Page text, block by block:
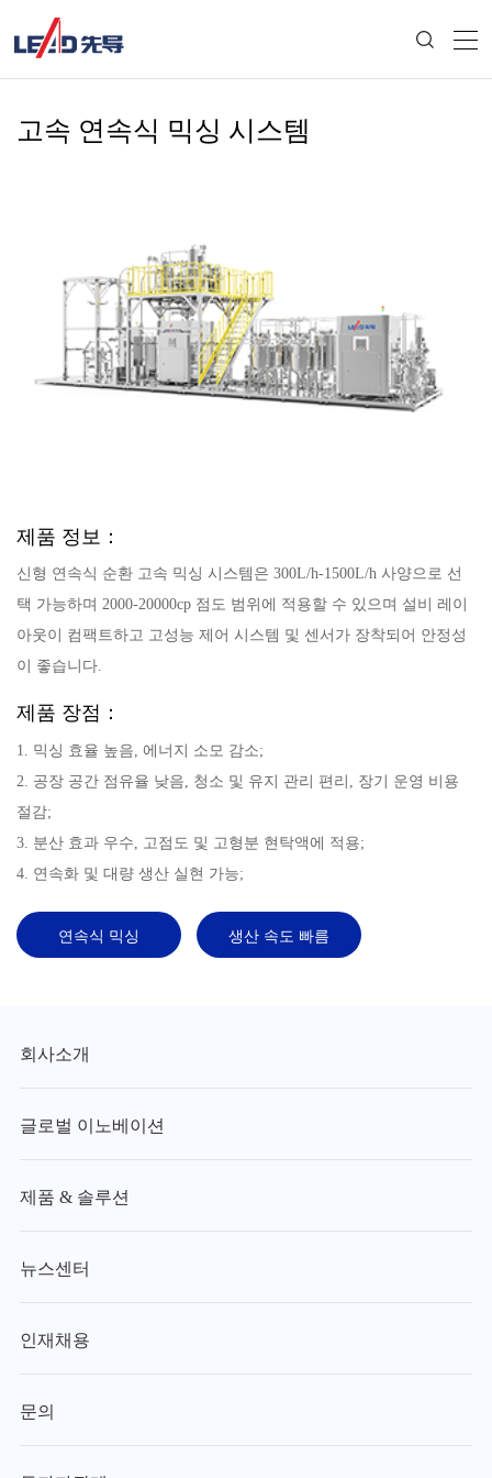
고속 연속식 믹싱 시스템
제품 정보：
신형 연속식 순환 고속 믹싱 시스템은 300L/h-1500L/h 사양으로 선
택 가능하며 2000-20000cp 점도 범위에 적용할 수 있으며 설비 레이
아웃이 컴팩트하고 고성능 제어 시스템 및 센서가 장착되어 안정성
이 좋습니다.
제품 장점：
1. 믹싱 효율 높음, 에너지 소모 감소;
2. 공장 공간 점유율 낮음, 청소 및 유지 관리 편리, 장기 운영 비용
절감;
3. 분산 효과 우수, 고점도 및 고형분 현탁액에 적용;
4. 연속화 및 대량 생산 실현 가능;
연속식 믹싱 생산 속도 빠름
회사소개
글로벌 이노베이션
제품 & 솔루션
뉴스센터
인재채용
문의